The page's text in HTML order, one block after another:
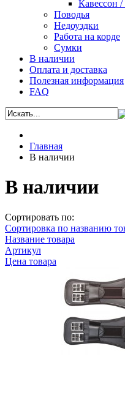
Кавессон /
Поводья
Недоуздки
Работа на корде
Сумки
В наличии
Оплата и доставка
Полезная информация
FAQ
Главная
В наличии
В наличии
Сортировать по:
Сортировка по названию
Название товара
Артикул
Цена товара